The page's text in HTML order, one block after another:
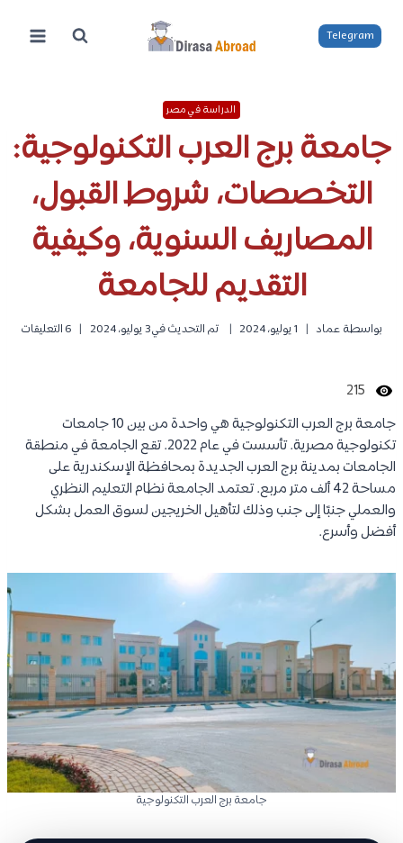
المحتوى
Telegram
الدراسة في مصر
جامعة برج العرب التكنولوجية:
التخصصات، شروط القبول،
المصاريف السنوية، وكيفية
التقديم للجامعة
بواسطة عماد 1 يوليو، 2024 تم التحديث في3 يوليو، 2024 6 التعليقات
215
جامعة برج العرب التكنولوجية هي واحدة من بين 10 جامعات
تكنولوجية مصرية. تأسست في عام 2022. تقع الجامعة في منطقة
الجامعات بمدينة برج العرب الجديدة بمحافظة الإسكندرية على
مساحة 42 ألف متر مربع. تعتمد الجامعة نظام التعليم النظري
والعملي جنبًا إلى جنب وذلك لتأهيل الخريجين لسوق العمل بشكل
أفضل وأسرع.
جامعة برج العرب التكنولوجية